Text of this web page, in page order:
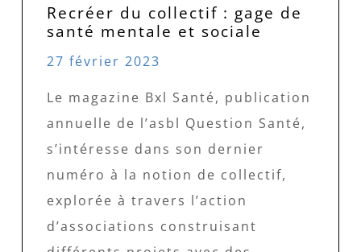
Recréer du collectif : gage de
santé mentale et sociale
27 février 2023
Le magazine Bxl Santé, publication
annuelle de l’asbl Question Santé,
s’intéresse dans son dernier
numéro à la notion de collectif,
explorée à travers l’action
d’associations construisant